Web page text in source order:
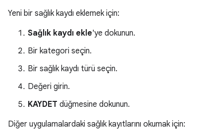
Yeni bir sağlık kaydı eklemek için:
Sağlık kaydı ekle'ye dokunun.
Bir kategori seçin.
Bir sağlık kaydı türü seçin.
Değeri girin.
KAYDET düğmesine dokunun.
Diğer uygulamalardaki sağlık kayıtlarını okumak için: